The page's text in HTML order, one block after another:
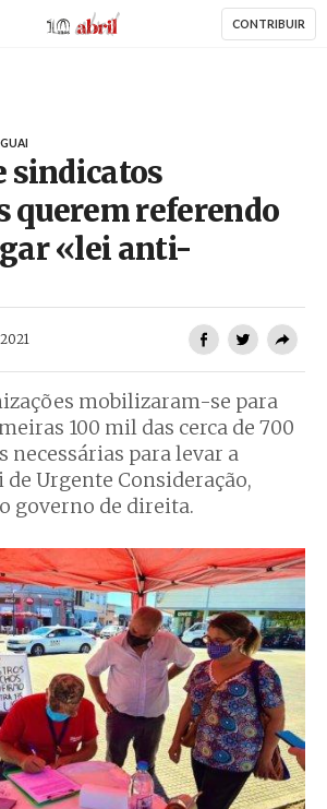
AbrilAbril CONTRIBUIR
sindicatos
querem referendo
«lei anti-
mobilizaram-se para
100 mil das cerca de 700
necessárias para levar a
Urgente Consideração,
governo de direita.